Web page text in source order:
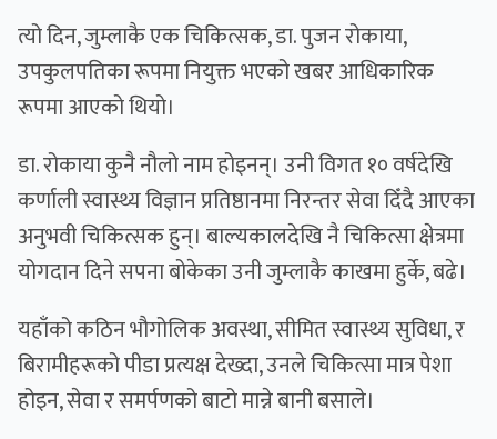
त्यो दिन, जुम्लाकै एक चिकित्सक, डा. पुजन रोकाया,
उपकुलपतिका रूपमा नियुक्त भएको खबर आधिकारिक
रूपमा आएको थियो।
डा. रोकाया कुनै नौलो नाम होइनन्। उनी विगत १० वर्षदेखि
कर्णाली स्वास्थ्य विज्ञान प्रतिष्ठानमा निरन्तर सेवा दिँदै आएका
अनुभवी चिकित्सक हुन्। बाल्यकालदेखि नै चिकित्सा क्षेत्रमा
योगदान दिने सपना बोकेका उनी जुम्लाकै काखमा हुर्के, बढे।
यहाँको कठिन भौगोलिक अवस्था, सीमित स्वास्थ्य सुविधा, र
बिरामीहरूको पीडा प्रत्यक्ष देख्दा, उनले चिकित्सा मात्र पेशा
होइन, सेवा र समर्पणको बाटो मान्ने बानी बसाले।